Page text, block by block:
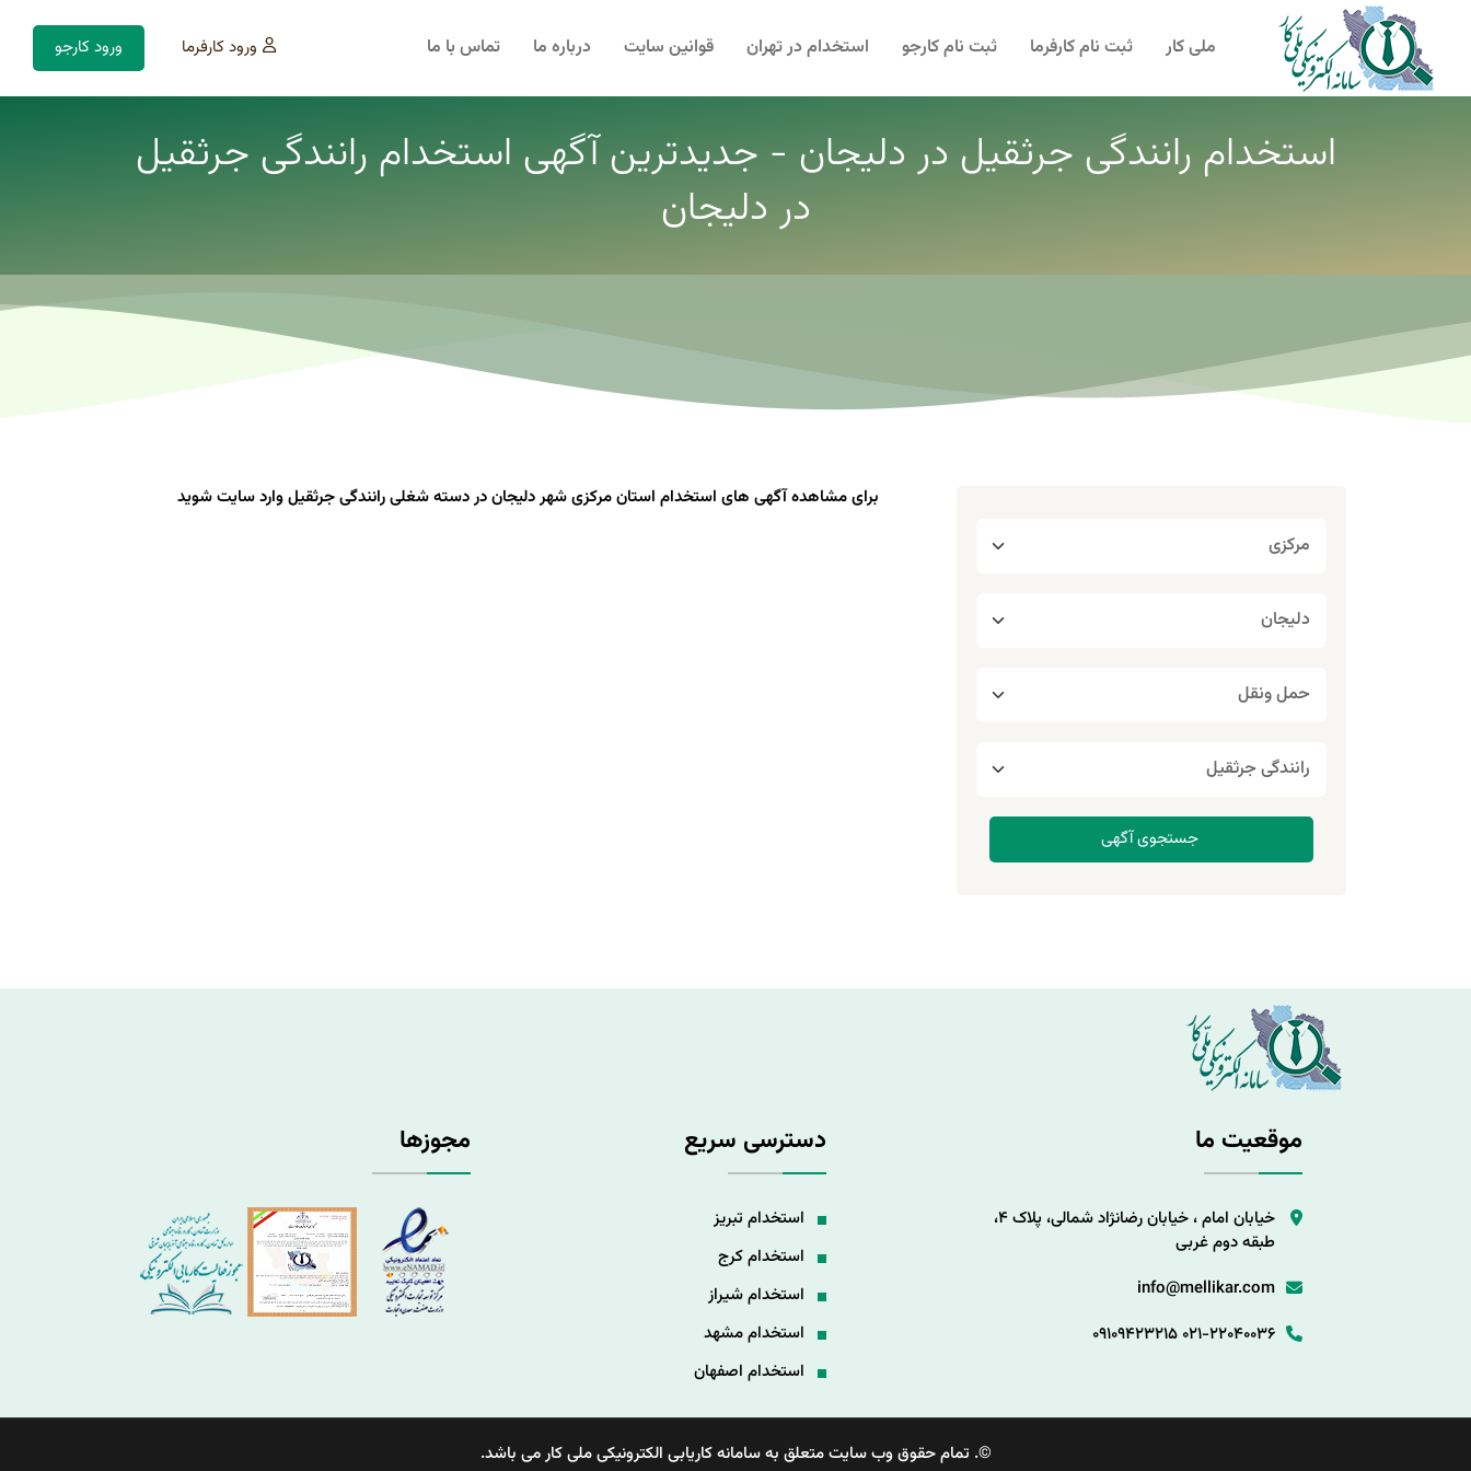
ملی کار ثبت نام کارفرما ثبت نام کارجو استخدام در تهران قوانین سایت درباره ما تماس با ما ورود کارفرما ورود کارجو
استخدام رانندگی جرثقیل در دلیجان - جدیدترین آگهی استخدام رانندگی جرثقیل
در دلیجان
برای مشاهده آگهی های استخدام استان مرکزی شهر دلیجان در دسته شغلی رانندگی جرثقیل وارد سایت شوید
موقعیت ما
خیابان امام ، خیابان رضانژاد شمالی، پلاک 4،
طبقه دوم غربی
info@mellikar.com
021-22040036
09109423215
دسترسی سریع
استخدام تبریز
استخدام کرج
استخدام شیراز
استخدام مشهد
استخدام اصفهان
مجوزها
©. تمام حقوق وب سایت متعلق به سامانه کاریابی الکترونیکی ملی کار می باشد.